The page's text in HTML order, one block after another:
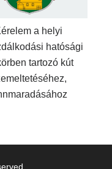
a helyi
hatósági
tartozó kút